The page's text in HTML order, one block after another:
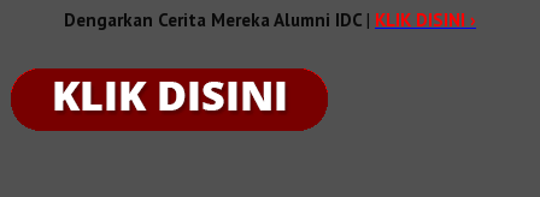
Dengarkan Cerita Mereka Alumni IDC | KLIK DISINI ›